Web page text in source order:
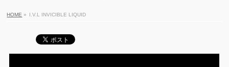
HOME » I.V.L INVICIBLE LIQUID